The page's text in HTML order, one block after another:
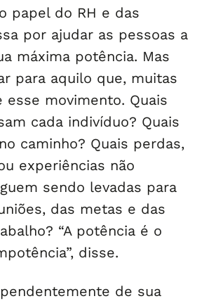
papel do RH e das
por ajudar as pessoas a
máxima potência. Mas
para aquilo que, muitas
esse movimento. Quais
cada indivíduo? Quais
caminho? Quais perdas,
experiências não
sendo levadas para
das metas e das
“A potência é o
disse.
de sua